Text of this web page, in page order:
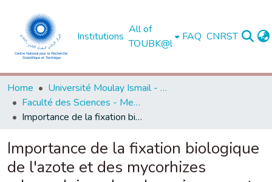
Institutions
All of
TOUBK@l
FAQ CNRST
Home
Université Moulay Ismail - Meknès -
Faculté des Sciences - Meknès
Importance de la fixation biologique de l'azote et des mycorhizes arbusculaires dans la croissance et la nutrition minérale de phaseolus vulgaris dans des sols marques avec 15 N
Importance de la fixation biologique
de l'azote et des mycorhizes